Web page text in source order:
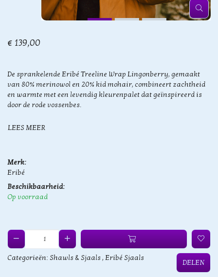
€ 139,00
De sprankelende Eribé Treeline Wrap Lingonberry, gemaakt
van 80% merinowol en 20% kid mohair, combineert zachtheid
en warmte met een levendig kleurenpalet dat geïnspireerd is
door de rode vossenbes.
LEES MEER
Merk:
Eribé
Beschikbaarheid:
Op voorraad
Categorieën: Shawls & Sjaals, Eribé Sjaals
DELEN